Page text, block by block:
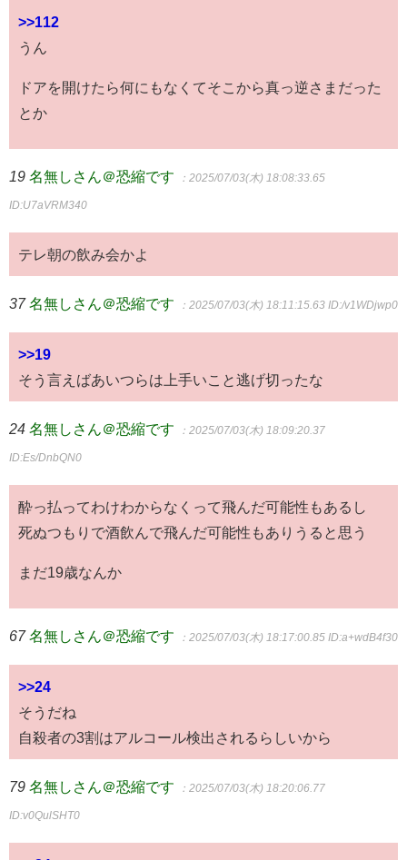
>>112
うん
ドアを開けたら何にもなくてそこから真っ逆さまだった
とか
19 名無しさん＠恐縮です ：2025/07/03(木) 18:08:33.65
ID:U7aVRM340
テレ朝の飲み会かよ
37 名無しさん＠恐縮です ：2025/07/03(木) 18:11:15.63 ID:/v1WDjwp0
>>19
そう言えばあいつらは上手いこと逃げ切ったな
24 名無しさん＠恐縮です ：2025/07/03(木) 18:09:20.37
ID:Es/DnbQN0
酔っ払ってわけわからなくって飛んだ可能性もあるし
死ぬつもりで酒飲んで飛んだ可能性もありうると思う
まだ19歳なんか
67 名無しさん＠恐縮です ：2025/07/03(木) 18:17:00.85 ID:a+wdB4f30
>>24
そうだね
自殺者の3割はアルコール検出されるらしいから
79 名無しさん＠恐縮です ：2025/07/03(木) 18:20:06.77
ID:v0QulSHT0